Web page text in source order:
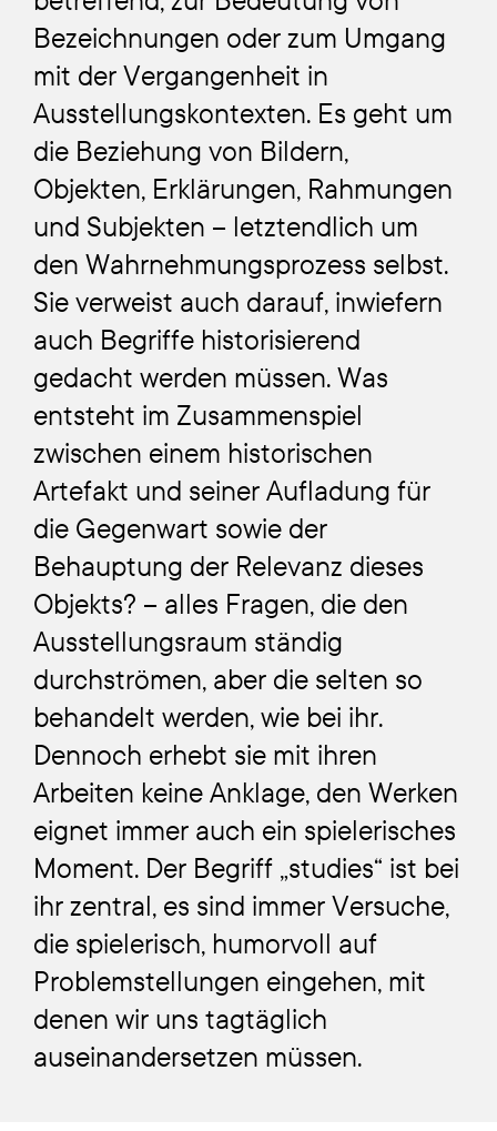
Bezeichnungen oder zum Umgang
mit der Vergangenheit in
Ausstellungskontexten. Es geht um
die Beziehung von Bildern,
Objekten, Erklärungen, Rahmungen
und Subjekten – letztendlich um
den Wahrnehmungsprozess selbst.
Sie verweist auch darauf, inwiefern
auch Begriffe historisierend
gedacht werden müssen. Was
entsteht im Zusammenspiel
zwischen einem historischen
Artefakt und seiner Aufladung für
die Gegenwart sowie der
Behauptung der Relevanz dieses
Objekts? – alles Fragen, die den
Ausstellungsraum ständig
durchströmen, aber die selten so
behandelt werden, wie bei ihr.
Dennoch erhebt sie mit ihren
Arbeiten keine Anklage, den Werken
eignet immer auch ein spielerisches
Moment. Der Begriff „studies“ ist bei
ihr zentral, es sind immer Versuche,
die spielerisch, humorvoll auf
Problemstellungen eingehen, mit
denen wir uns tagtäglich
auseinandersetzen müssen.